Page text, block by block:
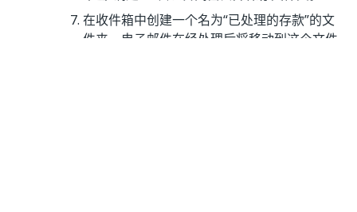
在收件箱中创建一个名为“已处理的存款”的文
件夹。电子邮件在经处理后将移动到这个文件